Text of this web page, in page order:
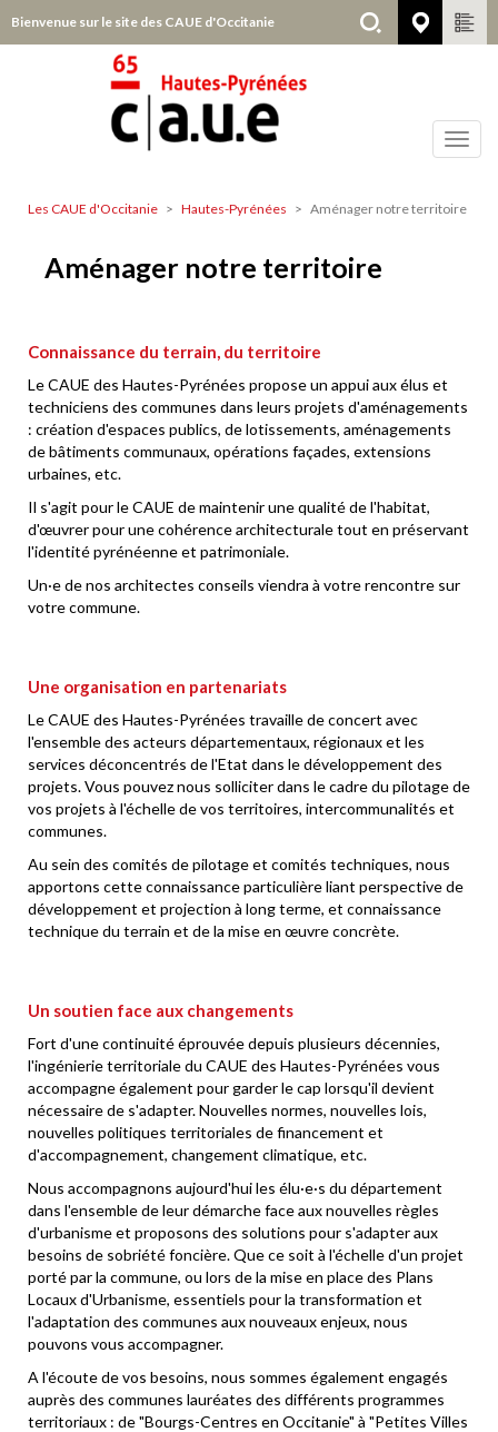
au
Bienvenue sur le site des CAUE d'Occitanie
Hautes-
Les CAUE d'Occitanie Hautes-Pyrénées Aménager notre territoire
Aménager notre territoire
Connaissance du terrain, du territoire
Le CAUE des Hautes-Pyrénées propose un appui aux élus et
techniciens des communes dans leurs projets d'aménagements
: création d'espaces publics, de lotissements, aménagements
de bâtiments communaux, opérations façades, extensions
urbaines, etc.
Il s'agit pour le CAUE de maintenir une qualité de l'habitat,
d'œuvrer pour une cohérence architecturale tout en préservant
l'identité pyrénéenne et patrimoniale.
Un·e de nos architectes conseils viendra à votre rencontre sur
votre commune.
Une organisation en partenariats
Le CAUE des Hautes-Pyrénées travaille de concert avec
l'ensemble des acteurs départementaux, régionaux et les
services déconcentrés de l'Etat dans le développement des
projets. Vous pouvez nous solliciter dans le cadre du pilotage de
vos projets à l'échelle de vos territoires, intercommunalités et
communes.
Au sein des comités de pilotage et comités techniques, nous
apportons cette connaissance particulière liant perspective de
développement et projection à long terme, et connaissance
technique du terrain et de la mise en œuvre concrète.
Un soutien face aux changements
Fort d'une continuité éprouvée depuis plusieurs décennies,
l'ingénierie territoriale du CAUE des Hautes-Pyrénées vous
accompagne également pour garder le cap lorsqu'il devient
nécessaire de s'adapter. Nouvelles normes, nouvelles lois,
nouvelles politiques territoriales de financement et
d'accompagnement, changement climatique, etc.
Nous accompagnons aujourd'hui les élu·e·s du département
dans l'ensemble de leur démarche face aux nouvelles règles
d'urbanisme et proposons des solutions pour s'adapter aux
besoins de sobriété foncière. Que ce soit à l'échelle d'un projet
porté par la commune, ou lors de la mise en place des Plans
Locaux d'Urbanisme, essentiels pour la transformation et
l'adaptation des communes aux nouveaux enjeux, nous
pouvons vous accompagner.
A l'écoute de vos besoins, nous sommes également engagés
auprès des communes lauréates des différents programmes
territoriaux : de "Bourgs-Centres en Occitanie" à "Petites Villes